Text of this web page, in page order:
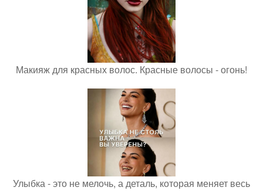
Макияж для красных волос. Красные волосы - огонь!
Улыбка - это не мелочь, а деталь, которая меняет весь